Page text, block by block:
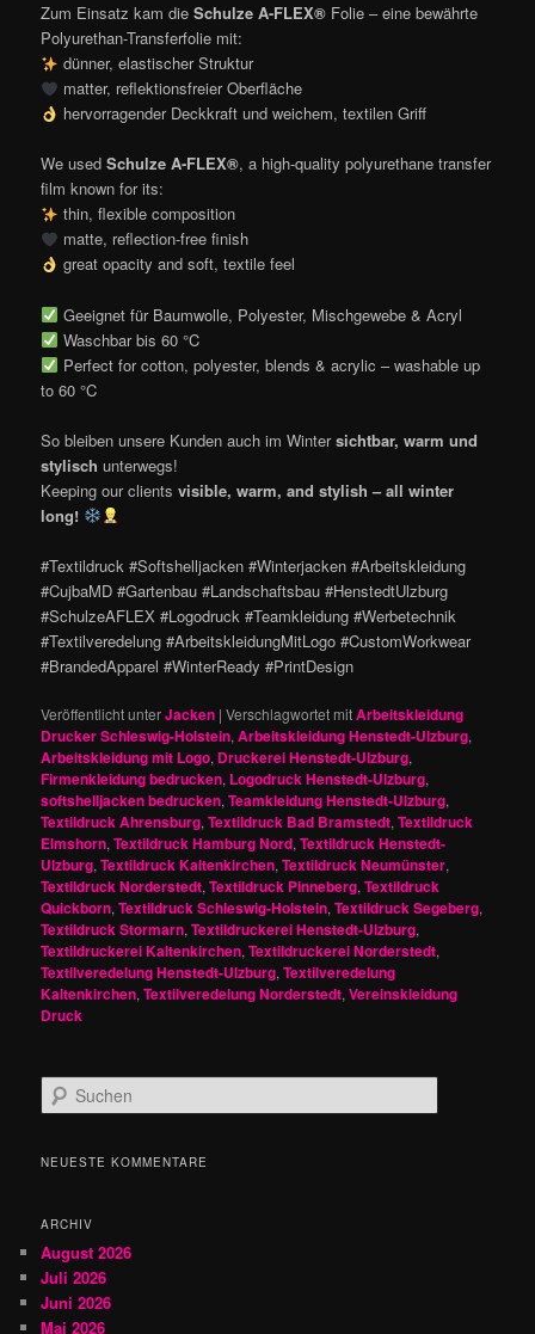
Zum Einsatz kam dieSchulze A-FLEX® Folie – eine bewährte
Polyurethan-Transferfolie mit:
dünner, elastischer Struktur
matter, reflektionsfreier Oberfläche
hervorragender Deckkraft und weichem, textilen Griff
We usedSchulze A-FLEX®, a high-quality polyurethane transfer
film known for its:
thin, flexible composition
matte, reflection-free finish
great opacity and soft, textile feel
Geeignet für Baumwolle, Polyester, Mischgewebe & Acryl
Waschbar bis 60 °C
Perfect for cotton, polyester, blends & acrylic – washable up
to 60 °C
So bleiben unsere Kunden auch im Wintersichtbar, warm und
stylisch unterwegs!
Keeping our clientsvisible, warm, and stylish – all winter
long!
#Textildruck #Softshelljacken #Winterjacken #Arbeitskleidung
#CujbaMD #Gartenbau #Landschaftsbau #HenstedtUlzburg
#SchulzeAFLEX #Logodruck #Teamkleidung #Werbetechnik
#Textilveredelung #ArbeitskleidungMitLogo #CustomWorkwear
#BrandedApparel #WinterReady #PrintDesign
Veröffentlicht unterJacken |Verschlagwortet mitArbeitskleidung
Drucker Schleswig-Holstein,Arbeitskleidung Henstedt-Ulzburg,
Arbeitskleidung mit Logo, Druckerei Henstedt-Ulzburg,
Firmenkleidung bedrucken, Logodruck Henstedt-Ulzburg,
softshelljacken bedrucken,Teamkleidung Henstedt-Ulzburg,
Textildruck Ahrensburg,Textildruck Bad Bramstedt,Textildruck
Elmshorn,Textildruck Hamburg Nord,Textildruck Henstedt-
Ulzburg,Textildruck Kaltenkirchen,Textildruck Neumünster,
Textildruck Norderstedt,Textildruck Pinneberg,Textildruck
Quickborn,Textildruck Schleswig-Holstein,Textildruck Segeberg,
Textildruck Stormarn,Textildruckerei Henstedt-Ulzburg,
Textildruckerei Kaltenkirchen,Textildruckerei Norderstedt,
Textilveredelung Henstedt-Ulzburg,Textilveredelung
Kaltenkirchen,Textilveredelung Norderstedt,Vereinskleidung
Druck
u
h
NEUESTE KOMMENTARE
ARCHIV
August 2026
Juli 2026
Juni 2026
Mai 2026